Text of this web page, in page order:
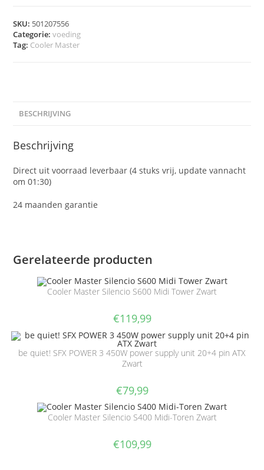
SKU: 501207556
Categorie:voeding
Tag: Cooler Master
BESCHRIJVING
Beschrijving
Direct uit voorraad leverbaar (4 stuks vrij, update vannacht
om 01:30)
24 maanden garantie
Gerelateerde producten
Cooler Master Silencio S600 Midi Tower Zwart
€119,99
be quiet! SFX POWER 3 450W power supply unit 20+4 pin ATX
Zwart
€79,99
Cooler Master Silencio S400 Midi-Toren Zwart
€109,99